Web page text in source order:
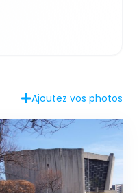
Ajoutez vos photos